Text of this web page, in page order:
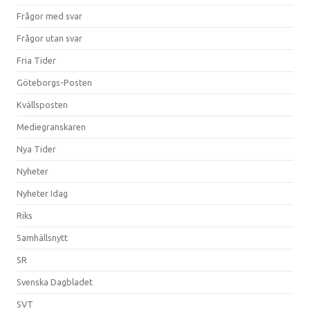
Frågor med svar
Frågor utan svar
Fria Tider
Göteborgs-Posten
Kvällsposten
Mediegranskaren
Nya Tider
Nyheter
Nyheter Idag
Riks
Samhällsnytt
SR
Svenska Dagbladet
SVT